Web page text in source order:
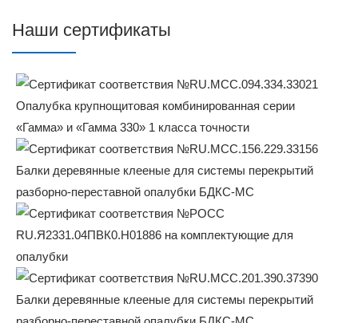
Наши сертификаты